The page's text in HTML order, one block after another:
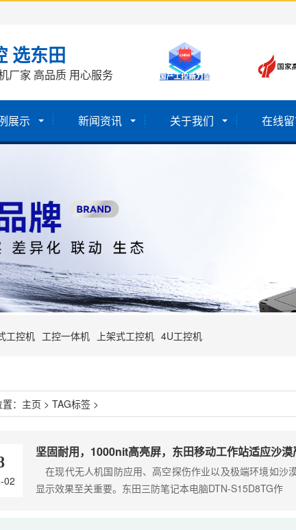
选东田
厂家 高品质 用心服务
展示 新闻资讯 关于我们 在线
工控机 工控一体机 上架式工控机 4U工控机
： 主页 > TAG标签 >
02
坚固耐用，1000nit高亮屏，东田移动工作站适应沙漠
在现代无人机国防应用、高空探伤作业以及极端环境如沙
显示效果至关重要。东田三防笔记本电脑DTN-S15D8TG作